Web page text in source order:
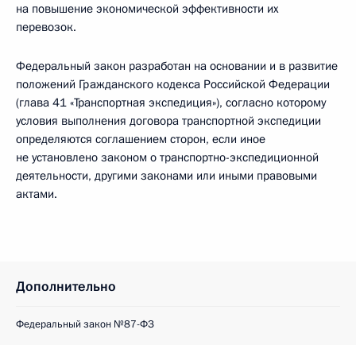
на повышение экономической эффективности их
перевозок.
Федеральный закон разработан на основании и в развитие
положений Гражданского кодекса Российской Федерации
(глава 41 «Транспортная экспедиция»), согласно которому
условия выполнения договора транспортной экспедиции
определяются соглашением сторон, если иное
не установлено законом о транспортно-экспедиционной
деятельности, другими законами или иными правовыми
актами.
Дополнительно
Федеральный закон №87-ФЗ